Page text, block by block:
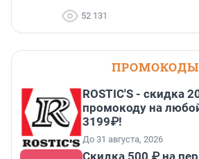
52 131
ПРОМОКОДЫ
ROSTIC'S - скидка
промокоду на
3199₽!
До 31 августа, 2026